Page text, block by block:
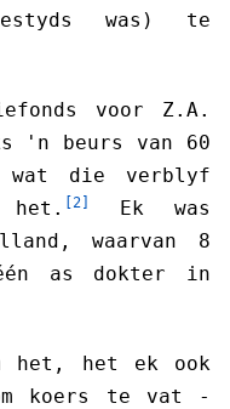
was) te
voor Z.A.
'n beurs van 60
wat die verblyf
het.
[2]
Ek was
waarvan 8
as dokter in
het, het ek ook
koers te vat -